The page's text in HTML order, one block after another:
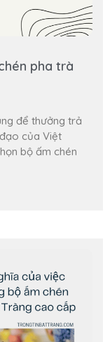
pha trà
để thưởng trả
của Việt
bộ ấm chén